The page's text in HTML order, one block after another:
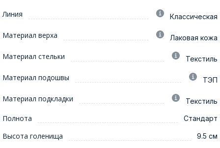
Линия Классическая
Материал верха Лаковая кожа
Материал стельки Текстиль
Материал подошвы ТЭП
Материал подкладки Текстиль
Полнота Стандарт
Высота голенища 9.5 см